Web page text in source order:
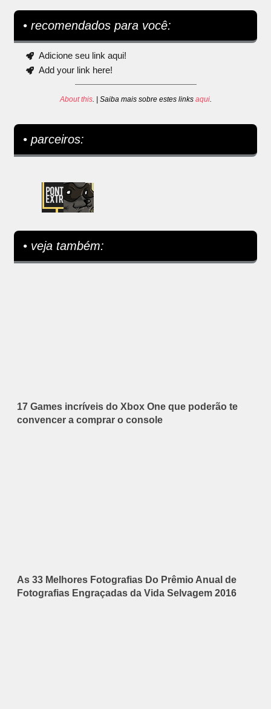
• recomendados para você:
Adicione seu link aqui!
Add your link here!
About this. | Saiba mais sobre estes links aqui.
• parceiros:
• veja também:
17 Games incríveis do Xbox One que poderão te
convencer a comprar o console
As 33 Melhores Fotografias Do Prêmio Anual de
Fotografias Engraçadas da Vida Selvagem 2016